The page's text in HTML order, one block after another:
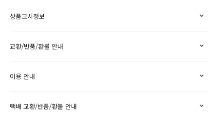
상품고시정보
교환/반품/환불 안내
이용 안내
택배 교환/반품/환불 안내